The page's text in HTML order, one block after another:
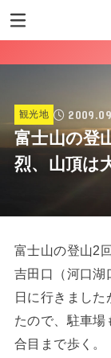
観光地
富士山の登
烈、山頂は
富士山の登山2
吉田口（河口湖
日に行きまし
たので、駐車場
合目まで歩く。